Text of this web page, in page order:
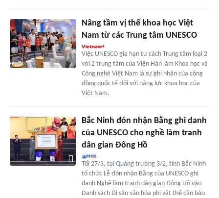
Nâng tầm vị thế khoa học Việt
Nam từ các Trung tâm UNESCO
Việc UNESCO gia hạn tư cách Trung tâm loại 2
với 2 trung tâm của Viện Hàn lâm Khoa học và
Công nghệ Việt Nam là sự ghi nhận của cộng
đồng quốc tế đối với năng lực khoa học của
Việt Nam.
Bắc Ninh đón nhận Bằng ghi danh
của UNESCO cho nghề làm tranh
dân gian Đông Hồ
Tối 27/3, tại Quảng trường 3/2, tỉnh Bắc Ninh
tổ chức Lễ đón nhận Bằng của UNESCO ghi
danh Nghề làm tranh dân gian Đông Hồ vào
Danh sách Di sản văn hóa phi vật thể cần bảo